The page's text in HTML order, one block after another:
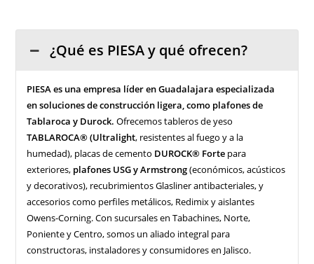
¿Qué es PIESA y qué ofrecen?
PIESA es una empresa líder en Guadalajara especializada
en soluciones de construcción ligera, como plafones de
Tablaroca y Durock. Ofrecemos tableros de yeso
TABLAROCA® (Ultralight, resistentes al fuego y a la
humedad), placas de cemento DUROCK® Forte para
exteriores, plafones USG y Armstrong(económicos, acústicos
y decorativos), recubrimientos Glasliner antibacteriales, y
accesorios como perfiles metálicos, Redimix y aislantes
Owens-Corning. Con sucursales en Tabachines, Norte,
Poniente y Centro, somos un aliado integral para
constructoras, instaladores y consumidores en Jalisco.